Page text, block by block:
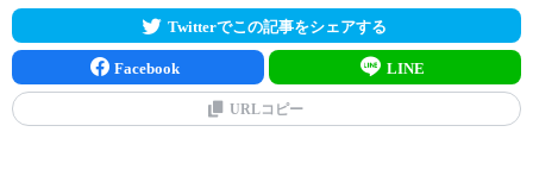
Twitterでこの記事をシェアする
Facebook LINE
URLコピー